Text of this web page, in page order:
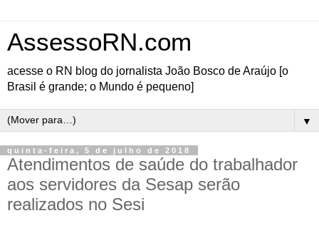
AssessoRN.com
acesse o RN blog do jornalista João Bosco de Araújo [o
Brasil é grande; o Mundo é pequeno]
▼
quinta-feira, 5 de julho de 2018
Atendimentos de saúde do trabalhador
aos servidores da Sesap serão
realizados no Sesi